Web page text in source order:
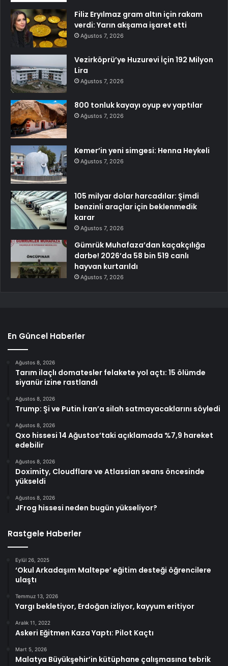
Filiz Eryılmaz gram altın için rakam
verdi: Yarın akşama işaret etti
Ağustos 7, 2026
Vezirköprü’ye Huzurevi İçin 192 Milyon
Lira
Ağustos 7, 2026
800 tonluk kayayı oyup ev yaptılar
Ağustos 7, 2026
Kemer’in yeni simgesi: Henna Heykeli
Ağustos 7, 2026
105 milyar dolar harcadılar: Şimdi
benzinli araçlar için beklenmedik
karar
Ağustos 7, 2026
Gümrük Muhafaza’dan kaçakçılığa
darbe! 2026’da 58 bin 519 canlı
hayvan kurtarıldı
Ağustos 7, 2026
En Güncel Haberler
Ağustos 8, 2026
Tarım ilaçlı domatesler felakete yol açtı: 15 ölümde
siyanür izine rastlandı
Ağustos 8, 2026
Trump: Şi ve Putin İran’a silah satmayacaklarını söyledi
Ağustos 8, 2026
Qxo hissesi 14 Ağustos’taki açıklamada %7,9 hareket
edebilir
Ağustos 8, 2026
Doximity, Cloudflare ve Atlassian seans öncesinde
yükseldi
Ağustos 8, 2026
JFrog hissesi neden bugün yükseliyor?
Rastgele Haberler
Eylül 26, 2025
‘Okul Arkadaşım Maltepe’ eğitim desteği öğrencilere
ulaştı
Temmuz 13, 2026
Yargı bekletiyor, Erdoğan izliyor, kayyum eritiyor
Aralık 11, 2022
Askeri Eğitmen Kaza Yaptı: Pilot Kaçtı
Mart 5, 2026
Malatya Büyükşehir’in kütüphane çalışmasına tebrik